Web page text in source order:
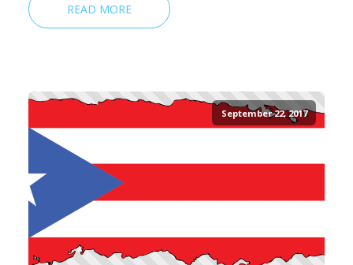
READ MORE
September 22, 2017